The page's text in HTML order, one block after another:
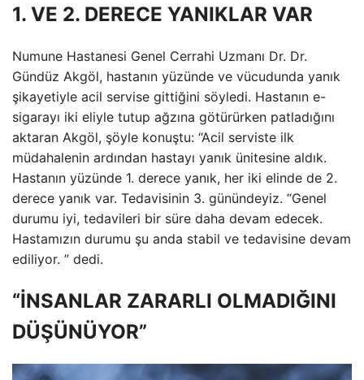
1. VE 2. DERECE YANIKLAR VAR
Numune Hastanesi Genel Cerrahi Uzmanı Dr. Dr.
Gündüz Akgöl, hastanın yüzünde ve vücudunda yanık
şikayetiyle acil servise gittiğini söyledi. Hastanın e-
sigarayı iki eliyle tutup ağzına götürürken patladığını
aktaran Akgöl, şöyle konuştu: “Acil serviste ilk
müdahalenin ardından hastayı yanık ünitesine aldık.
Hastanın yüzünde 1. derece yanık, her iki elinde de 2.
derece yanık var. Tedavisinin 3. günündeyiz. “Genel
durumu iyi, tedavileri bir süre daha devam edecek.
Hastamızın durumu şu anda stabil ve tedavisine devam
ediliyor. ” dedi.
“İNSANLAR ZARARLI OLMADIĞINI
DÜŞÜNÜYOR”